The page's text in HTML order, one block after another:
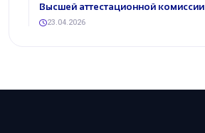
Высшей аттестационной комиссии
23.04.2026